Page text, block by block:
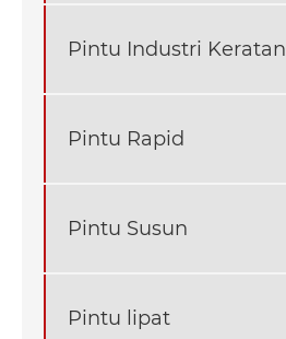
Pintu Industri Keratan
Pintu Rapid
Pintu Susun
Pintu lipat